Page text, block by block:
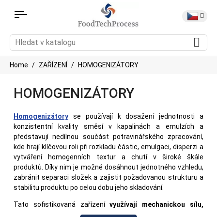
Home ZAŘÍZENÍ HOMOGENIZÁTORY
HOMOGENIZÁTORY
Homogenizátory se používají k dosažení jednotnosti a
konzistentní kvality směsí v kapalinách a emulzích a
představují nedílnou součást potravinářského zpracování,
kde hrají klíčovou roli při rozkladu částic, emulgaci, disperzi a
vytváření homogenních textur a chutí v široké škále
produktů. Díky nim je možné dosáhnout jednotného vzhledu,
zabránit separaci složek a zajistit požadovanou strukturu a
stabilitu produktu po celou dobu jeho skladování.
Tato sofistikovaná zařízenívyužívají mechanickou sílu,
přičemž směs prochází úzkou mezerou nebo ventilem mezi